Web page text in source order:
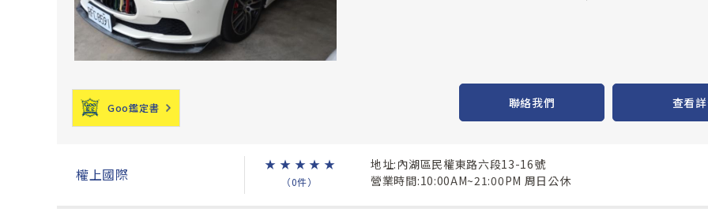
Goo鑑定書 聯絡我們 查看
權上國際
★ ★ ★ ★ ★
（0件）
地址:內湖區民權東路六段13-16號
營業時間:10:00AM~21:00PM 周日公休